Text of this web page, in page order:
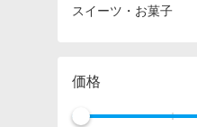
スイーツ・お菓子
価格